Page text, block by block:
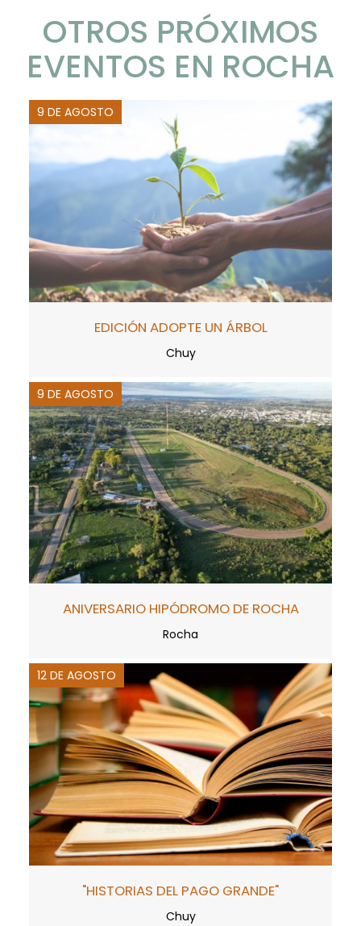
OTROS PRÓXIMOS
EVENTOS EN ROCHA
9 DE AGOSTO
EDICIÓN ADOPTE UN ÁRBOL
Chuy
9 DE AGOSTO
ANIVERSARIO HIPÓDROMO DE ROCHA
Rocha
12 DE AGOSTO
"HISTORIAS DEL PAGO GRANDE"
Chuy